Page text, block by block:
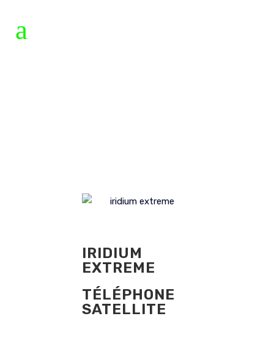
IRIDIUM
EXTREME
TÉLÉPHONE
SATELLITE